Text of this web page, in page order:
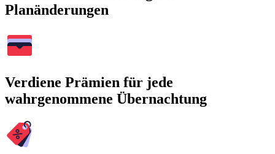
Planänderungen
Verdiene Prämien für jede
wahrgenommene Übernachtung